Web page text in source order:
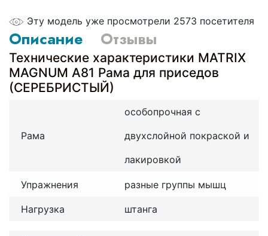
Эту модель уже просмотрели 2573 посетителя
Описание Отзывы
Технические характеристики MATRIX
MAGNUM A81 Рама для приседов
(СЕРЕБРИСТЫЙ)
Рама
особопрочная с
двухслойной покраской и
лакировкой
Упражнения разные группы мышц
Нагрузка штанга